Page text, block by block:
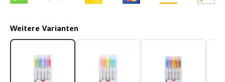
Weitere Varianten